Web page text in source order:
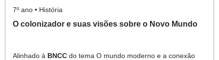
7º ano • História
O colonizador e suas visões sobre o Novo Mundo
Alinhado à BNCC do tema O mundo moderno e a conexão